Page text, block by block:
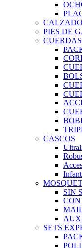
PIES DE
CUERDAS
CASCOS
SIN
CON
SETS